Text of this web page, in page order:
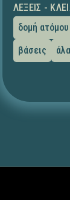
ΛΈΞΕΙΣ -
δομή ατόμου
βάσεις